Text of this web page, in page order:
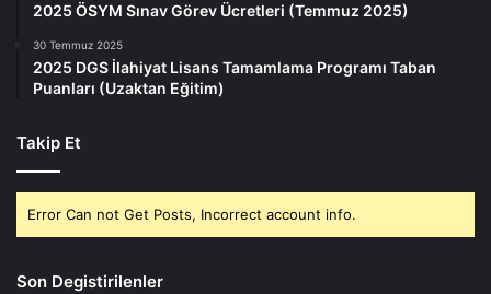
2025 ÖSYM Sınav Görev Ücretleri (Temmuz 2025)
30 Temmuz 2025
2025 DGS İlahiyat Lisans Tamamlama Programı Taban
Puanları (Uzaktan Eğitim)
Takip Et
Error Can not Get Posts, Incorrect account info.
Son Degistirilenler